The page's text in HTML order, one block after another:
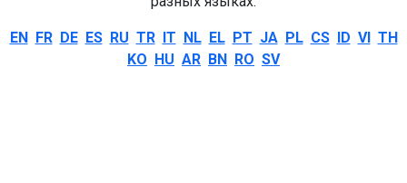
EN FR DE ES RU TR IT NL EL PT JA PL CS ID VI TH
KO HU AR BN RO SV